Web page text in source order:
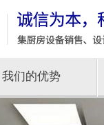
我们的优势